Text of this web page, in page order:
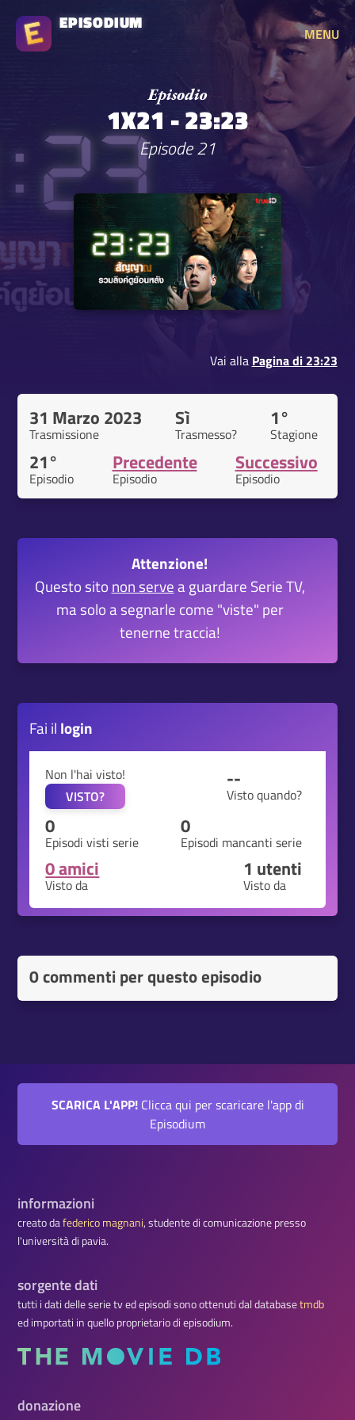
EPISODIUM
MENU
1X21 - 23:23
Episode 21
Vai alla Pagina di 23:23
31 Marzo 2023
Trasmissione
Sì
Trasmesso?
1°
Stagione
21°
Episodio
Precedente
Episodio
Successivo
Episodio
Attenzione!
Questo sito non servea guardare Serie TV,
ma solo a segnarle come "viste" per
tenerne traccia!
Fai il login
Non l'hai visto!
VISTO?
--
Visto quando?
0
Episodi visti serie
0
Episodi mancanti serie
0 amici
Visto da
1 utenti
Visto da
0 commenti per questo episodio
SCARICA L'APP!Clicca qui per scaricare l'app di
Episodium
informazioni
creato dafederico magnani, studente di comunicazione presso
l'università di pavia.
sorgente dati
tutti i dati delle serie tv ed episodi sono ottenuti dal databasetmdb
ed importati in quello proprietario di episodium.
donazione